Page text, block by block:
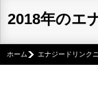
2018年のエ
ホーム エナジードリンク